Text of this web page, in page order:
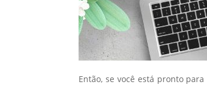
Então, se você está pronto